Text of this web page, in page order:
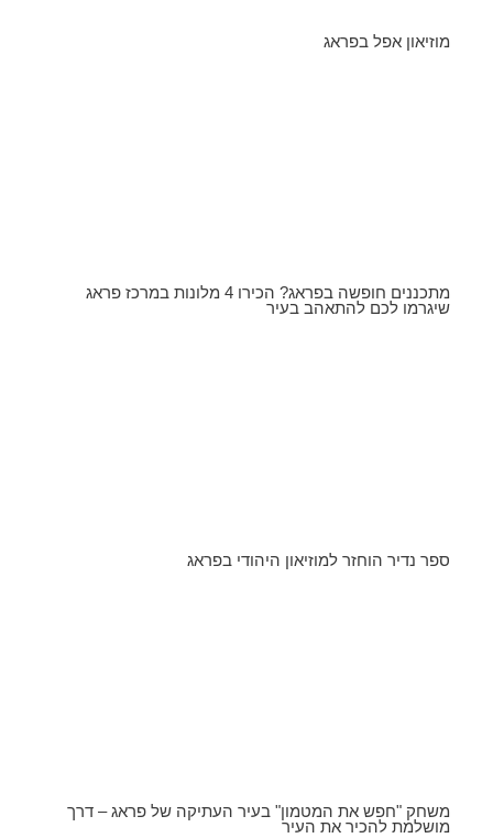
מוזיאון אפל בפראג
מתכננים חופשה בפראג? הכירו 4 מלונות במרכז פראג
שיגרמו לכם להתאהב בעיר
ספר נדיר הוחזר למוזיאון היהודי בפראג
משחק "חפש את המטמון" בעיר העתיקה של פראג – דרך
מושלמת להכיר את העיר